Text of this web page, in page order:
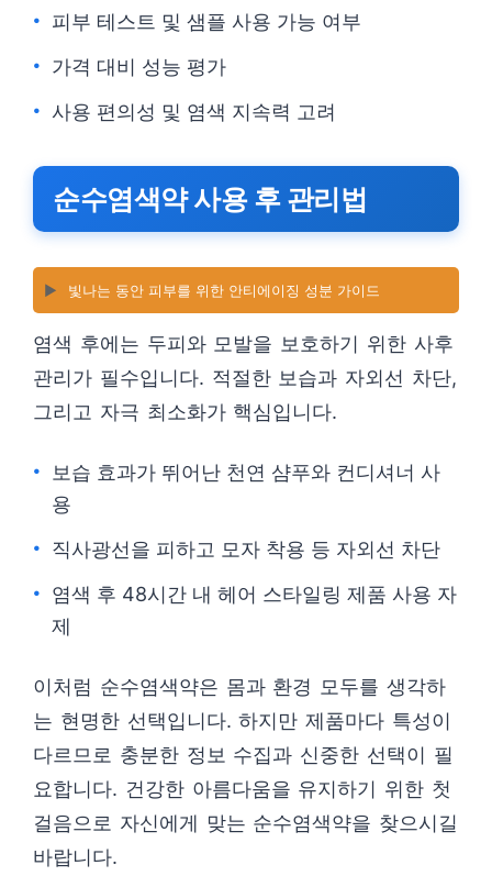
피부 테스트 및 샘플 사용 가능 여부
가격 대비 성능 평가
사용 편의성 및 염색 지속력 고려
순수염색약 사용 후 관리법
▶️ 빛나는 동안 피부를 위한 안티에이징 성분 가이드
염색 후에는 두피와 모발을 보호하기 위한 사후
관리가 필수입니다. 적절한 보습과 자외선 차단,
그리고 자극 최소화가 핵심입니다.
보습 효과가 뛰어난 천연 샴푸와 컨디셔너 사
용
직사광선을 피하고 모자 착용 등 자외선 차단
염색 후 48시간 내 헤어 스타일링 제품 사용 자
제
이처럼 순수염색약은 몸과 환경 모두를 생각하
는 현명한 선택입니다. 하지만 제품마다 특성이
다르므로 충분한 정보 수집과 신중한 선택이 필
요합니다. 건강한 아름다움을 유지하기 위한 첫
걸음으로 자신에게 맞는 순수염색약을 찾으시길
바랍니다.